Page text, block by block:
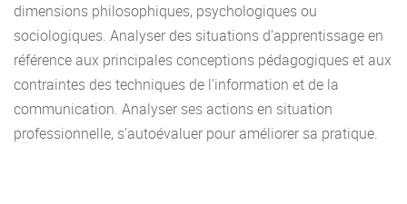
dimensions philosophiques, psychologiques ou
sociologiques. Analyser des situations d’apprentissage en
référence aux principales conceptions pédagogiques et aux
contraintes des techniques de l’information et de la
communication. Analyser ses actions en situation
professionnelle, s’autoévaluer pour améliorer sa pratique.